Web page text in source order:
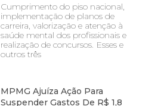
Cumprimento do piso nacional,
implementação de planos de
carreira, valorização e atenção à
saúde mental dos profissionais e
realização de concursos. Esses e
outros três
MPMG Ajuíza Ação Para
Suspender Gastos De R$ 1,8